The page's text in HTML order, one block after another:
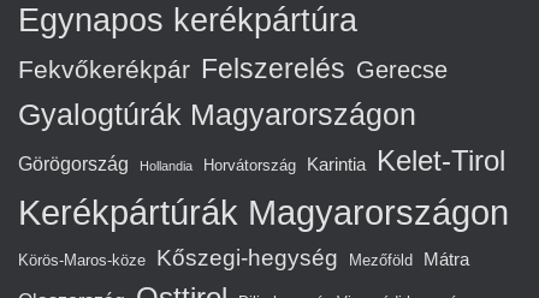
Egynapos kerékpártúra
Fekvőkerékpár Felszerelés Gerecse
Gyalogtúrák Magyarországon
Görögország Hollandia Horvátország Karintia Kelet-Tirol
Kerékpártúrák Magyarországon
Körös-Maros-köze Kőszegi-hegység Mezőföld Mátra